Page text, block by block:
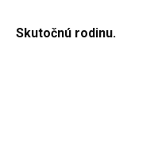
Skutočnú rodinu.